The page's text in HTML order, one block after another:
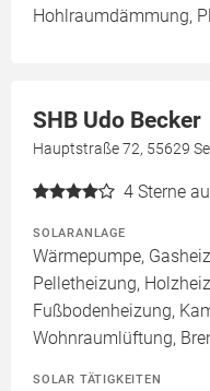
Hohlraumdämmung,
SHB Udo Becker
Hauptstraße 72, 55629
4 Sterne
SOLARANLAGE
Wärmepumpe,
Pelletheizung,
Fußbodenheizung,
Wohnraumlüftung,
SOLAR TÄTIGKEITEN